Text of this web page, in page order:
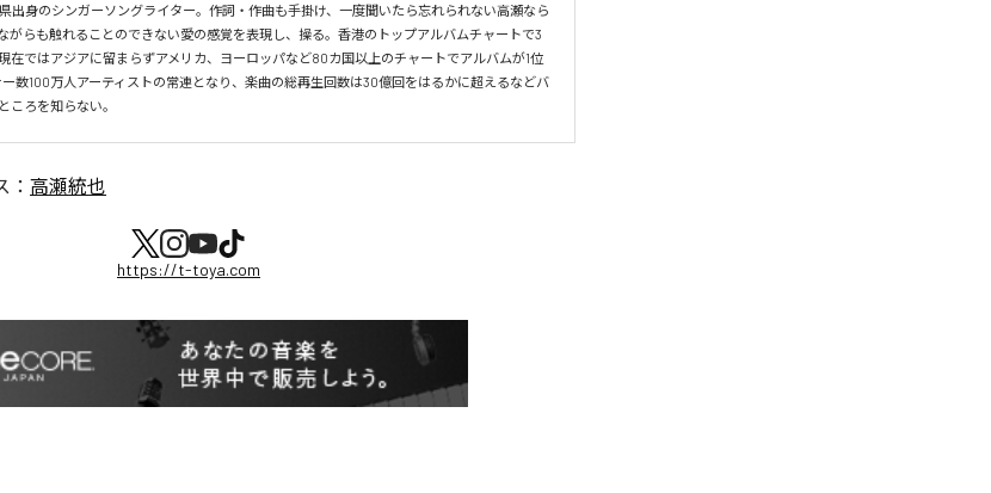
出身のシンガーソングライター。作詞・作曲も手掛け、一度聞いたら忘れられない高瀬なら
がらも触れることのできない愛の感覚を表現し、操る。香港のトップアルバムチャートで3
在ではアジアに留まらずアメリカ、ヨーロッパなど80カ国以上のチャートでアルバムが1位
数100万人アーティストの常連となり、楽曲の総再生回数は30億回をはるかに超えるなどバ
ころを知らない。
： 高瀬統也
https://t-toya.com